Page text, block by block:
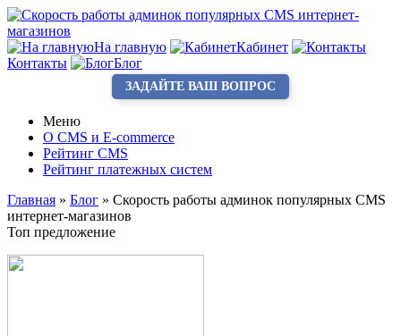
На главную
Кабинет
Контакты
Блог
ЗАДАЙТЕ ВАШ ВОПРОС
Меню
О CMS и E-commerce
Рейтинг CMS
Рейтинг платежных систем
Главная » Блог » Скорость работы админок популярных CMS
интернет-магазинов
Топ предложение